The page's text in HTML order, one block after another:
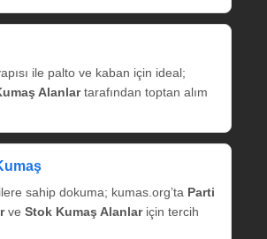
ile palto ve kaban için ideal;
Alanlartarafından toptan alım
sahip dokuma; kumas.org’ta Parti
ve Stok Kumaş Alanlariçin tercih